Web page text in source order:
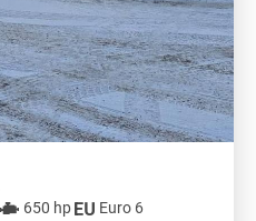
650 hp
Euro 6